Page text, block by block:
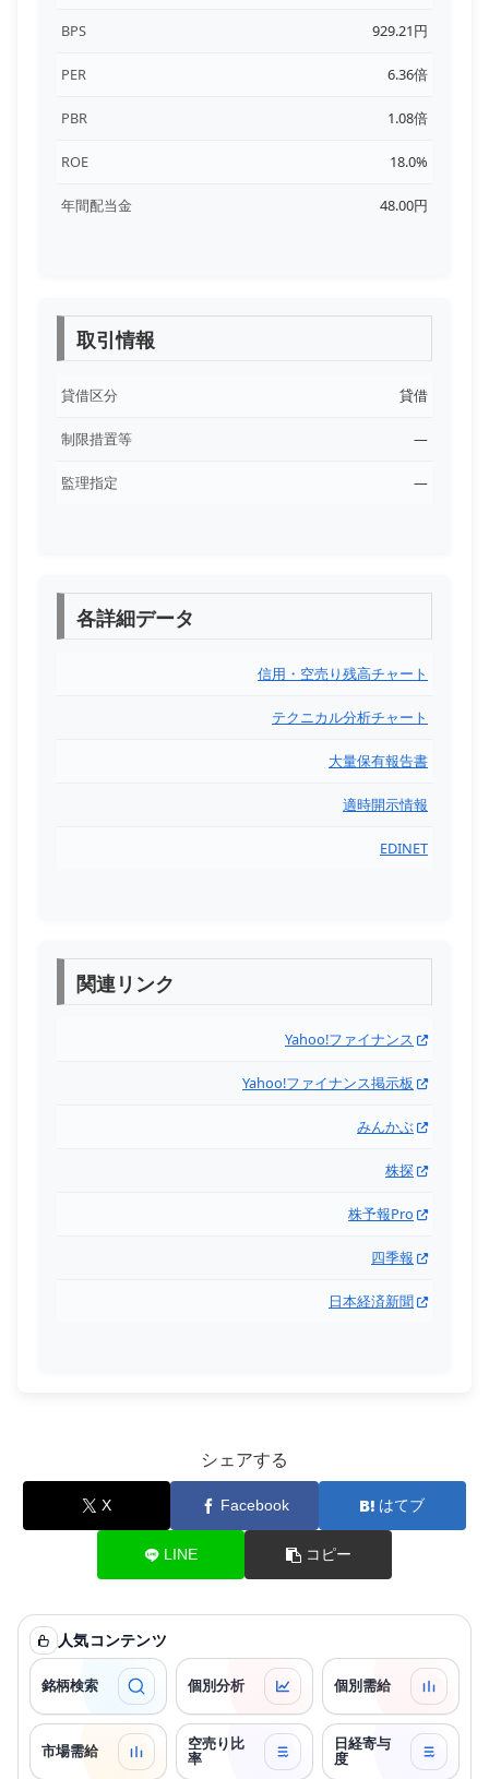
BPS 929.21円
PER 6.36倍
PBR 1.08倍
ROE 18.0%
年間配当金 48.00円
取引情報
貸借区分 貸借
制限措置等 ―
監理指定 ―
各詳細データ
信用・空売り残高チャート
テクニカル分析チャート
大量保有報告書
適時開示情報
EDINET
関連リンク
Yahoo!ファイナンス
Yahoo!ファイナンス掲示板
みんかぶ
株探
株予報Pro
四季報
日本経済新聞
シェアする
X Facebook はてブ
LINE コピー
人気コンテンツ
銘柄検索 個別分析 個別需給
市場需給
空売り比
率
日経寄与
度